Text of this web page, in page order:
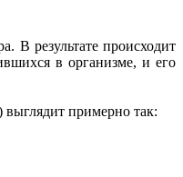
В результате происходит
в организме, и его
примерно так: